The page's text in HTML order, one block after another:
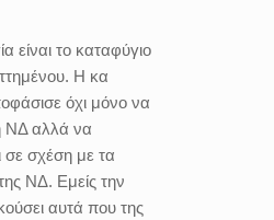
είναι το καταφύγιο
Η κα
όχι μόνο να
ΝΔ αλλά να
σε σχέση με τα
ΝΔ. Εμείς την
αυτά που της